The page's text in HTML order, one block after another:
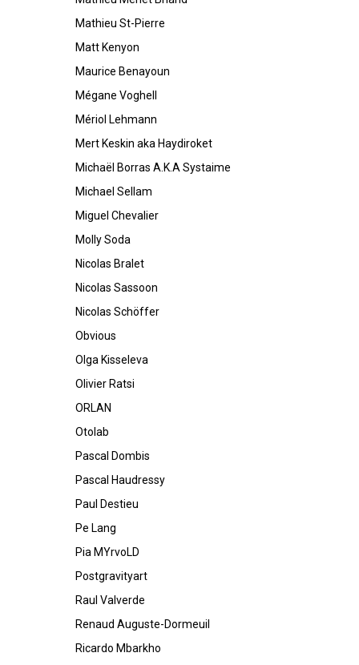
Mathieu St-Pierre
Matt Kenyon
Maurice Benayoun
Mégane Voghell
Mériol Lehmann
Mert Keskin aka Haydiroket
Michaël Borras A.K.A Systaime
Michael Sellam
Miguel Chevalier
Molly Soda
Nicolas Bralet
Nicolas Sassoon
Nicolas Schöffer
Obvious
Olga Kisseleva
Olivier Ratsi
ORLAN
Otolab
Pascal Dombis
Pascal Haudressy
Paul Destieu
Pe Lang
Pia MYrvoLD
Postgravityart
Raul Valverde
Renaud Auguste-Dormeuil
Ricardo Mbarkho